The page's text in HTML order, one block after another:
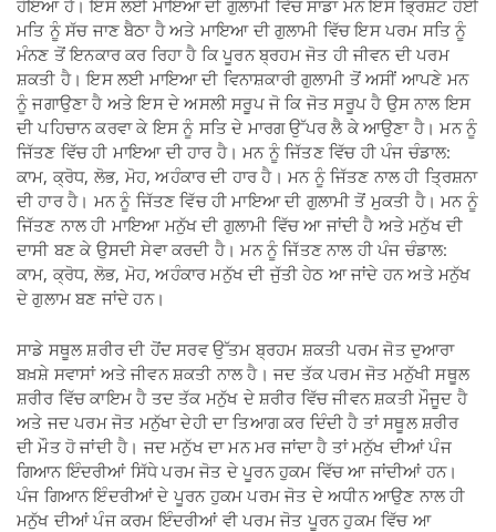
ਹੋਇਆ ਹੈ। ਇਸ ਲਈ ਮਾਇਆ ਦੀ ਗੁਲਾਮੀ ਵਿੱਚ ਸਾਡਾ ਮਨ ਇਸ ਭ੍ਰਿਸ਼ਟ ਹੋਈ
ਮਤਿ ਨੂੰ ਸੱਚ ਜਾਣ ਬੈਠਾ ਹੈ ਅਤੇ ਮਾਇਆ ਦੀ ਗੁਲਾਮੀ ਵਿੱਚ ਇਸ ਪਰਮ ਸਤਿ ਨੂੰ
ਮੰਨਣ ਤੋਂ ਇਨਕਾਰ ਕਰ ਰਿਹਾ ਹੈ ਕਿ ਪੂਰਨ ਬ੍ਰਹਮ ਜੋਤ ਹੀ ਜੀਵਨ ਦੀ ਪਰਮ
ਸ਼ਕਤੀ ਹੈ। ਇਸ ਲਈ ਮਾਇਆ ਦੀ ਵਿਨਾਸ਼ਕਾਰੀ ਗੁਲਾਮੀ ਤੋਂ ਅਸੀਂ ਆਪਣੇ ਮਨ
ਨੂੰ ਜਗਾਉਣਾ ਹੈ ਅਤੇ ਇਸ ਦੇ ਅਸਲੀ ਸਰੂਪ ਜੋ ਕਿ ਜੋਤ ਸਰੂਪ ਹੈ ਉਸ ਨਾਲ ਇਸ
ਦੀ ਪਹਿਚਾਨ ਕਰਵਾ ਕੇ ਇਸ ਨੂੰ ਸਤਿ ਦੇ ਮਾਰਗ ਉੱਪਰ ਲੈ ਕੇ ਆਉਣਾ ਹੈ। ਮਨ ਨੂੰ
ਜਿੱਤਣ ਵਿੱਚ ਹੀ ਮਾਇਆ ਦੀ ਹਾਰ ਹੈ। ਮਨ ਨੂੰ ਜਿੱਤਣ ਵਿੱਚ ਹੀ ਪੰਜ ਚੰਡਾਲ:
ਕਾਮ, ਕ੍ਰੋਧ, ਲੋਭ, ਮੋਹ, ਅਹੰਕਾਰ ਦੀ ਹਾਰ ਹੈ। ਮਨ ਨੂੰ ਜਿੱਤਣ ਨਾਲ ਹੀ ਤ੍ਰਿਸ਼ਨਾ
ਦੀ ਹਾਰ ਹੈ। ਮਨ ਨੂੰ ਜਿੱਤਣ ਵਿੱਚ ਹੀ ਮਾਇਆ ਦੀ ਗੁਲਾਮੀ ਤੋਂ ਮੁਕਤੀ ਹੈ। ਮਨ ਨੂੰ
ਜਿੱਤਣ ਨਾਲ ਹੀ ਮਾਇਆ ਮਨੁੱਖ ਦੀ ਗੁਲਾਮੀ ਵਿੱਚ ਆ ਜਾਂਦੀ ਹੈ ਅਤੇ ਮਨੁੱਖ ਦੀ
ਦਾਸੀ ਬਣ ਕੇ ਉਸਦੀ ਸੇਵਾ ਕਰਦੀ ਹੈ। ਮਨ ਨੂੰ ਜਿੱਤਣ ਨਾਲ ਹੀ ਪੰਜ ਚੰਡਾਲ:
ਕਾਮ, ਕ੍ਰੋਧ, ਲੋਭ, ਮੋਹ, ਅਹੰਕਾਰ ਮਨੁੱਖ ਦੀ ਜੁੱਤੀ ਹੇਠ ਆ ਜਾਂਦੇ ਹਨ ਅਤੇ ਮਨੁੱਖ
ਦੇ ਗੁਲਾਮ ਬਣ ਜਾਂਦੇ ਹਨ।
ਸਾਡੇ ਸਥੂਲ ਸ਼ਰੀਰ ਦੀ ਹੋਂਦ ਸਰਵ ਉੱਤਮ ਬ੍ਰਹਮ ਸ਼ਕਤੀ ਪਰਮ ਜੋਤ ਦੁਆਰਾ
ਬਖ਼ਸ਼ੇ ਸਵਾਸਾਂ ਅਤੇ ਜੀਵਨ ਸ਼ਕਤੀ ਨਾਲ ਹੈ। ਜਦ ਤੱਕ ਪਰਮ ਜੋਤ ਮਨੁੱਖੀ ਸਥੂਲ
ਸ਼ਰੀਰ ਵਿੱਚ ਕਾਇਮ ਹੈ ਤਦ ਤੱਕ ਮਨੁੱਖ ਦੇ ਸ਼ਰੀਰ ਵਿੱਚ ਜੀਵਨ ਸ਼ਕਤੀ ਮੌਜੂਦ ਹੈ
ਅਤੇ ਜਦ ਪਰਮ ਜੋਤ ਮਨੁੱਖਾ ਦੇਹੀ ਦਾ ਤਿਆਗ ਕਰ ਦਿੰਦੀ ਹੈ ਤਾਂ ਸਥੂਲ ਸ਼ਰੀਰ
ਦੀ ਮੌਤ ਹੋ ਜਾਂਦੀ ਹੈ। ਜਦ ਮਨੁੱਖ ਦਾ ਮਨ ਮਰ ਜਾਂਦਾ ਹੈ ਤਾਂ ਮਨੁੱਖ ਦੀਆਂ ਪੰਜ
ਗਿਆਨ ਇੰਦਰੀਆਂ ਸਿੱਧੇ ਪਰਮ ਜੋਤ ਦੇ ਪੂਰਨ ਹੁਕਮ ਵਿੱਚ ਆ ਜਾਂਦੀਆਂ ਹਨ।
ਪੰਜ ਗਿਆਨ ਇੰਦਰੀਆਂ ਦੇ ਪੂਰਨ ਹੁਕਮ ਪਰਮ ਜੋਤ ਦੇ ਅਧੀਨ ਆਉਣ ਨਾਲ ਹੀ
ਮਨੁੱਖ ਦੀਆਂ ਪੰਜ ਕਰਮ ਇੰਦਰੀਆਂ ਵੀ ਪਰਮ ਜੋਤ ਪੂਰਨ ਹੁਕਮ ਵਿੱਚ ਆ